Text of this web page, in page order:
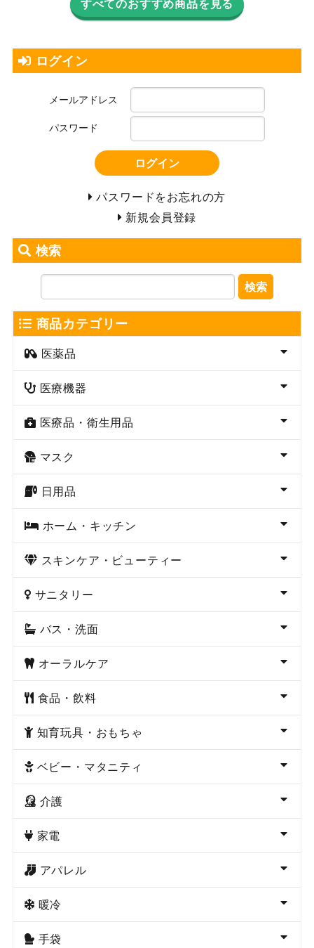
ログイン
メールアドレス
パスワード
ログイン
パスワードをお忘れの方
新規会員登録
検索
検索
商品カテゴリー
医薬品
医療機器
医療品・衛生用品
マスク
日用品
ホーム・キッチン
スキンケア・ビューティー
サニタリー
バス・洗面
オーラルケア
食品・飲料
知育玩具・おもちゃ
ベビー・マタニティ
介護
家電
アパレル
暖冷
手袋